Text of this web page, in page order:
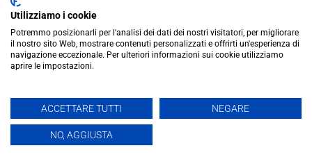
redazione@ilcaffequotidiano.online
C.F. 92076900858
Chi siamo
Privacy & Cookie Policy
IlCaffèQuotidiano.online è una testata giornalistica registrata
presso il Tribunale di Caltanissetta n.02/2024 del 17/07/2024 |
Realizzato da
Utilizziamo i cookie
Potremmo posizionarli per l'analisi dei dati dei nostri visitatori, per migliorare
il nostro sito Web, mostrare contenuti personalizzati e offrirti un'esperienza di
navigazione eccezionale. Per ulteriori informazioni sui cookie utilizziamo
aprire le impostazioni.
ACCETTARE TUTTI NEGARE
NO, AGGIUSTA